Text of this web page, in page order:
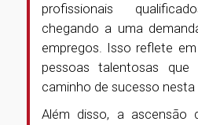
profissionais
chegando a uma
empregos. Isso reflete
pessoas talentosas que
caminho de sucesso nesta
Além disso, a ascensão